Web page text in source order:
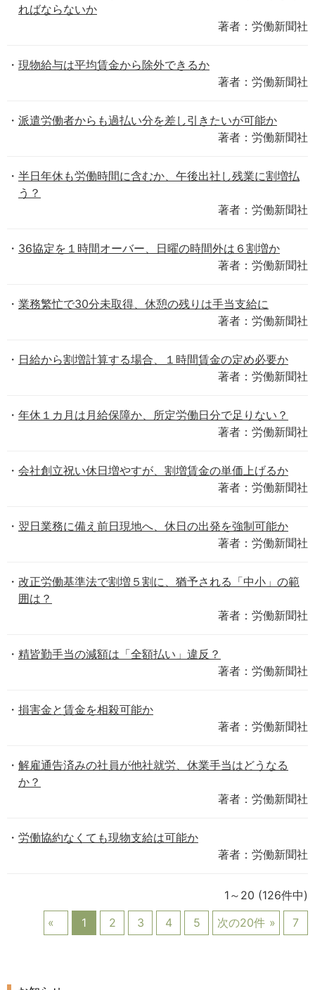
ればならないか
著者：労働新聞社
現物給与は平均賃金から除外できるか
著者：労働新聞社
派遣労働者からも過払い分を差し引きたいが可能か
著者：労働新聞社
半日年休も労働時間に含むか、午後出社し残業に割増払
う？
著者：労働新聞社
36協定を１時間オーバー、日曜の時間外は６割増か
著者：労働新聞社
業務繁忙で30分未取得、休憩の残りは手当支給に
著者：労働新聞社
日給から割増計算する場合、１時間賃金の定め必要か
著者：労働新聞社
年休１カ月は月給保障か、所定労働日分で足りない？
著者：労働新聞社
会社創立祝い休日増やすが、割増賃金の単価上げるか
著者：労働新聞社
翌日業務に備え前日現地へ、休日の出発を強制可能か
著者：労働新聞社
改正労働基準法で割増５割に、猶予される「中小」の範
囲は？
著者：労働新聞社
精皆勤手当の減額は「全額払い」違反？
著者：労働新聞社
損害金と賃金を相殺可能か
著者：労働新聞社
解雇通告済みの社員が他社就労、休業手当はどうなる
か？
著者：労働新聞社
労働協約なくても現物支給は可能か
著者：労働新聞社
1～20 (126件中)
1
2 3 4 5 次の20件 7